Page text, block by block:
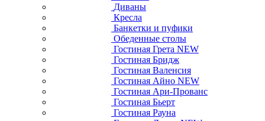
Диваны
Кресла
Банкетки и пуфики
Обеденные столы
Гостиная Грета NEW
Гостиная Бридж
Гостиная Валенсия
Гостиная Айно NEW
Гостиная Ари-Прованс
Гостиная Бьерт
Гостиная Рауна